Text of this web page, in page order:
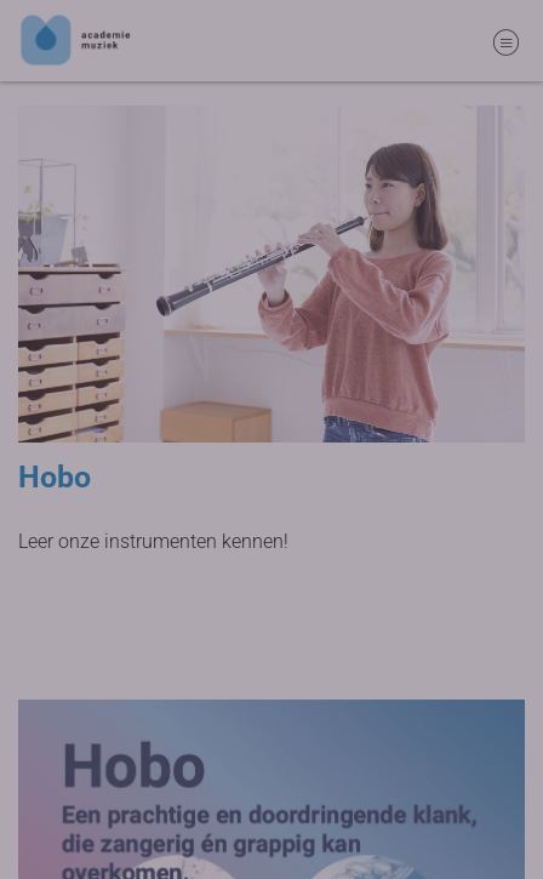
Hobo
Leer onze instrumenten kennen!